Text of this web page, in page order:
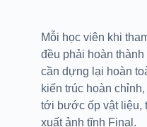
Mỗi học viên khi
đều phải hoàn
cần dựng lại hoàn
kiến trúc hoàn
tới bước ốp vật liệu,
xuất ảnh tĩnh Final.